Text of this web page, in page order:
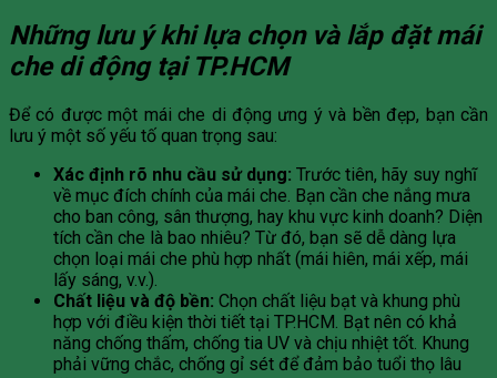
Những lưu ý khi lựa chọn và lắp đặt mái
che di động tại TP.HCM
Để có được một mái che di động ưng ý và bền đẹp, bạn cần
lưu ý một số yếu tố quan trọng sau:
Xác định rõ nhu cầu sử dụng: Trước tiên, hãy suy nghĩ
về mục đích chính của mái che. Bạn cần che nắng mưa
cho ban công, sân thượng, hay khu vực kinh doanh? Diện
tích cần che là bao nhiêu? Từ đó, bạn sẽ dễ dàng lựa
chọn loại mái che phù hợp nhất (mái hiên, mái xếp, mái
lấy sáng, v.v.).
Chất liệu và độ bền: Chọn chất liệu bạt và khung phù
hợp với điều kiện thời tiết tại TP.HCM. Bạt nên có khả
năng chống thấm, chống tia UV và chịu nhiệt tốt. Khung
phải vững chắc, chống gỉ sét để đảm bảo tuổi thọ lâu